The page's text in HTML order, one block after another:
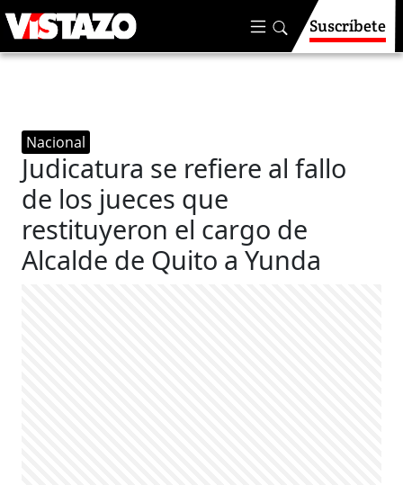
Suscríbete
Nacional
Judicatura se refiere al fallo
de los jueces que
restituyeron el cargo de
Alcalde de Quito a Yunda